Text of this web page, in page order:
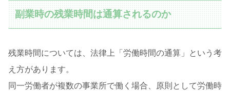
副業時の残業時間は通算されるのか
残業時間については、法律上「労働時間の通算」という考
え方があります。
同一労働者が複数の事業所で働く場合、原則として労働時